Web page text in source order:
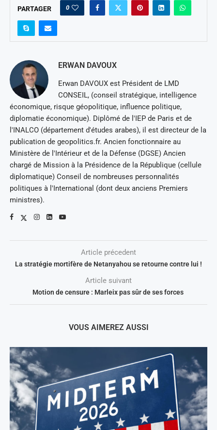
PARTAGER 0
ERWAN DAVOUX
Erwan DAVOUX est Président de LMD
CONSEIL, (conseil stratégique, intelligence
économique, risque géopolitique, influence politique,
diplomatie économique). Diplômé de l'IEP de Paris et de
l'INALCO (département d'études arabes), il est directeur de la
publication de geopolitics.fr. Ancien fonctionnaire au
Ministère de l'Intérieur et de la Défense (DGSE) Ancien
chargé de Mission à la Présidence de la République (cellule
diplomatique) Conseil de nombreuses personnalités
politiques à l'International (dont deux anciens Premiers
ministres).
Article précedent
La stratégie mortifère de Netanyahou se retourne contre lui !
Article suivant
Motion de censure : Marleix pas sûr de ses forces
VOUS AIMEREZ AUSSI